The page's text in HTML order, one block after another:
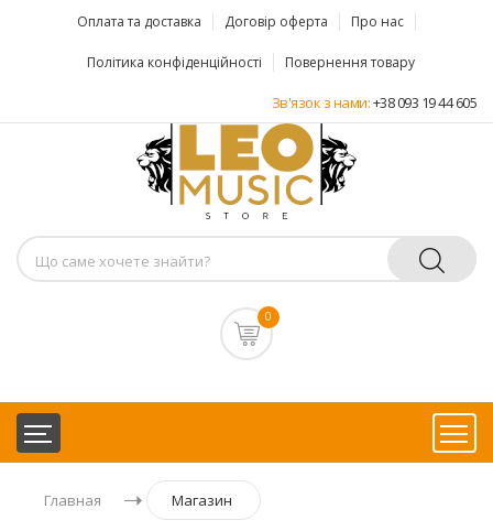
Оплата та доставка Договір оферта Про нас
Політика конфіденційності Повернення товару
Зв'язок з нами:+38 093 19 44 605
0
Главная Магазин